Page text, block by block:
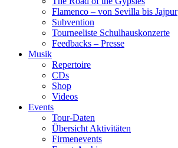
Flamenco – von Sevilla bis Jajpur
Subvention
Tourneeliste Schulhauskonzerte
Feedbacks – Presse
Musik
Repertoire
CDs
Shop
Videos
Events
Tour-Daten
Übersicht Aktivitäten
Firmenevents